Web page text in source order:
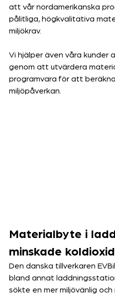
att vår nordamerikanska
pålitliga, högkvalitativa
miljökrav.
Vi hjälper även våra kunder
genom att utvärdera
programvara för att
miljöpåverkan.
Materialbyte i
minskade
Den danska tillverkaren
bland annat
sökte en mer miljövänlig